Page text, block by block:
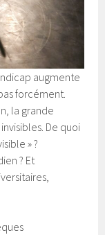
augmente
forcément.
la grande
De quoi
» ?
? Et